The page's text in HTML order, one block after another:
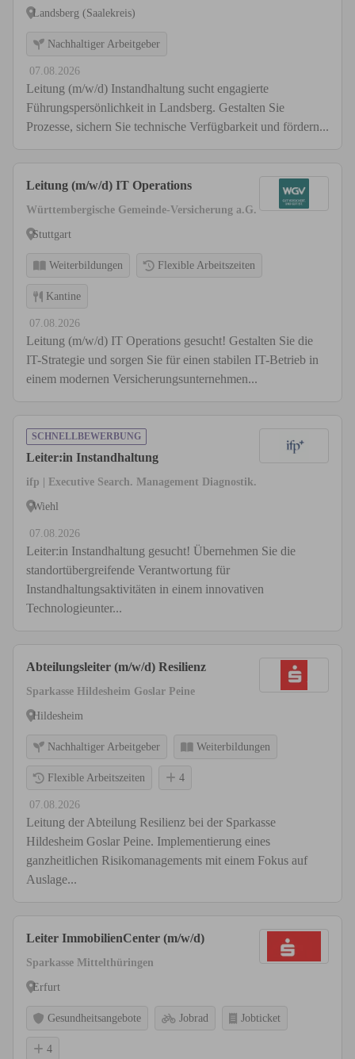
Landsberg (Saalekreis)
Nachhaltiger Arbeitgeber
07.08.2026
Leitung (m/w/d) Instandhaltung sucht engagierte
Führungspersönlichkeit in Landsberg. Gestalten Sie
Prozesse, sichern Sie technische Verfügbarkeit und fördern...
Leitung (m/w/d) IT Operations
Württembergische Gemeinde-Versicherung a.G.
Stuttgart
Weiterbildungen Flexible Arbeitszeiten
Kantine
07.08.2026
Leitung (m/w/d) IT Operations gesucht! Gestalten Sie die
IT-Strategie und sorgen Sie für einen stabilen IT-Betrieb in
einem modernen Versicherungsunternehmen...
SCHNELLBEWERBUNG
Leiter:in Instandhaltung
ifp | Executive Search. Management Diagnostik.
Wiehl
07.08.2026
Leiter:in Instandhaltung gesucht! Übernehmen Sie die
standortübergreifende Verantwortung für
Instandhaltungsaktivitäten in einem innovativen
Technologieunter...
Abteilungsleiter (m/w/d) Resilienz
Sparkasse Hildesheim Goslar Peine
Hildesheim
Nachhaltiger Arbeitgeber Weiterbildungen
Flexible Arbeitszeiten 4
07.08.2026
Leitung der Abteilung Resilienz bei der Sparkasse
Hildesheim Goslar Peine. Implementierung eines
ganzheitlichen Risikomanagements mit einem Fokus auf
Auslage...
Leiter ImmobilienCenter (m/w/d)
Sparkasse Mittelthüringen
Erfurt
Gesundheitsangebote Jobrad Jobticket
4